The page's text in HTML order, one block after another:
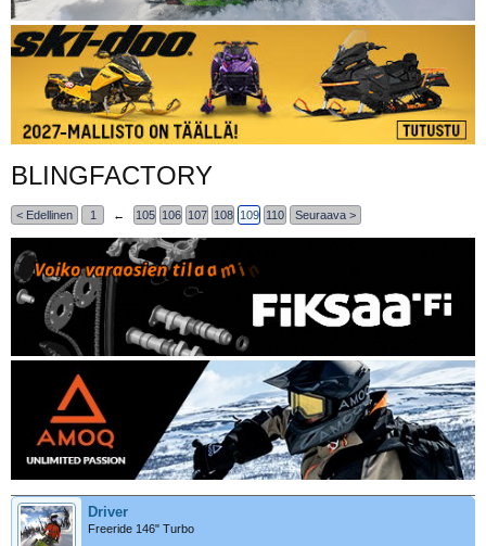
BLINGFACTORY
< Edellinen 1 ← 105 106 107 108 109 110 Seuraava >
Driver
Freeride 146" Turbo